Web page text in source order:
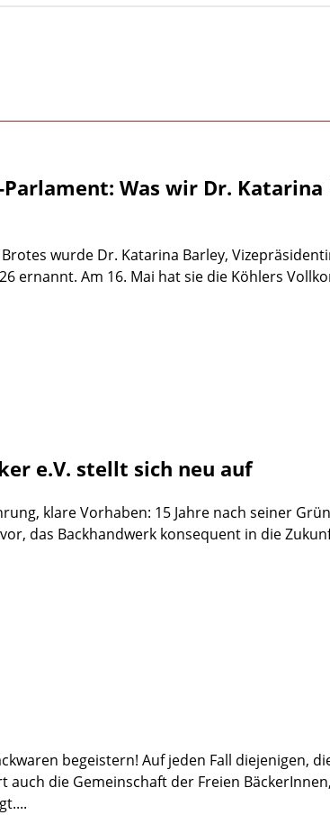
Was wir Dr.
wurde Dr. Katarina Barley,
ernannt. Am 16. Mai hat sie die Köhlers
e.V. stellt sich neu auf
klare Vorhaben: 15 Jahre nach seiner
das Backhandwerk konsequent in die
begeistern! Auf jeden Fall diejenigen,
die Gemeinschaft der Freien